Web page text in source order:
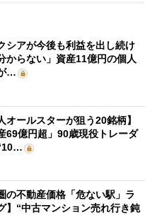
シアが今後も利益を出し続け
からない」資産11億円の個人
…
オールスターが狙う20銘柄】
69億円超」90歳現役トレーダ
の不動産価格「危ない駅」ラ
】“中古マンション売れ行き鈍